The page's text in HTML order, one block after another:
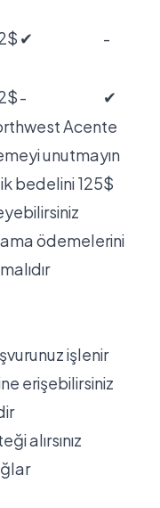
✔ -
-
✔
Acente
unutmayın
bedelini 125$
ödemelerini
işlenir
erişebilirsiniz
alırsınız